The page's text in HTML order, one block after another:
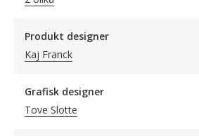
Produkt designer
Kaj Franck
Grafisk designer
Tove Slotte